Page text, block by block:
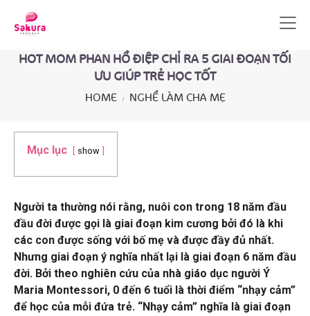
HOT MOM PHAN HỒ ĐIỆP CHỈ RA 5 GIAI ĐOẠN TỐI
ƯU GIÚP TRẺ HỌC TỐT
HOME NGHỀ LÀM CHA MẸ
Mục lục show
Người ta thường nói rằng, nuôi con trong 18 năm đầu
đầu đời được gọi là giai đoạn kim cương bởi đó là khi
các con được sống với bố mẹ và được đầy đủ nhất.
Nhưng giai đoạn ý nghĩa nhất lại là giai đoạn 6 năm đầu
đời. Bởi theo nghiên cứu của nhà giáo dục người Ý
Maria Montessori, 0 đến 6 tuổi là thời điểm “nhạy cảm”
để học của mỗi đứa trẻ. “Nhạy cảm” nghĩa là giai đoạn